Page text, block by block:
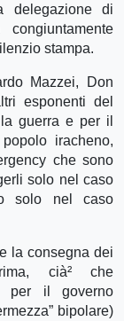
delegazione di
stampa.
Mazzei, Don
esponenti del
guerra e per il
iracheno,
che sono
solo nel caso
solo nel caso
la consegna dei
cià² che
per il governo
bipolare)